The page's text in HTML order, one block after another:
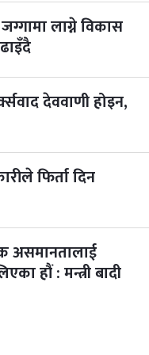
लाग्ने विकास
देववाणी होइन,
फिर्ता दिन
असमानतालाई
हौं : मन्त्री बादी